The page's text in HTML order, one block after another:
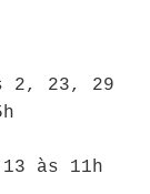
2, 23, 29
às 11h